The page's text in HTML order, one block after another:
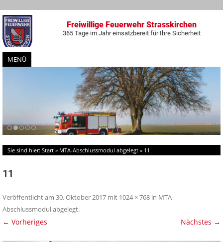
Freiwillige Feuerwehr Strasskirchen
365 Tage im Jahr einsatzbereit für Ihre Sicherheit
MENÜ
Zum
Inhalt
springen
Sie sind hier: Start » MTA-Abschlussmodul abgelegt » 11
11
Veröffentlicht am 30. Oktober 2017 mit 1024 × 768 in MTA-
Abschlussmodul abgelegt.
← Vorheriges Nächstes →